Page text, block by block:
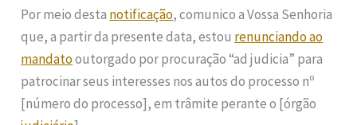
Por meio desta notificação, comunico a Vossa Senhoria
que, a partir da presente data, estou renunciando ao
mandatooutorgado por procuração “ad judicia” para
patrocinar seus interesses nos autos do processo nº
[número do processo], em trâmite perante o [órgão